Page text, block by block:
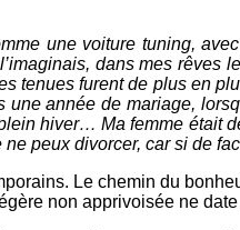
une voiture tuning,
dans mes rêves
furent de plus en
année de mariage,
hiver… Ma femme était
peux divorcer, car si de
Le chemin du
non apprivoisée ne